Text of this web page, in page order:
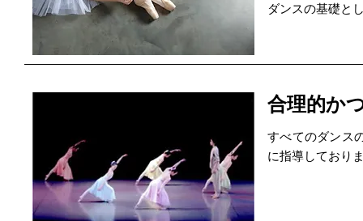
ダンスの基礎と
合理的か
すべてのダンス
に指導しており